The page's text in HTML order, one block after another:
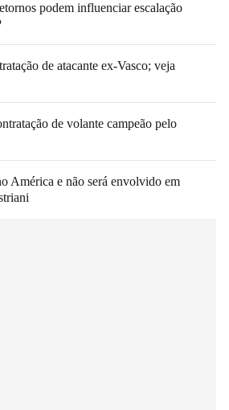
podem influenciar escalação
de atacante ex-Vasco; veja
de volante campeão pelo
América e não será envolvido em